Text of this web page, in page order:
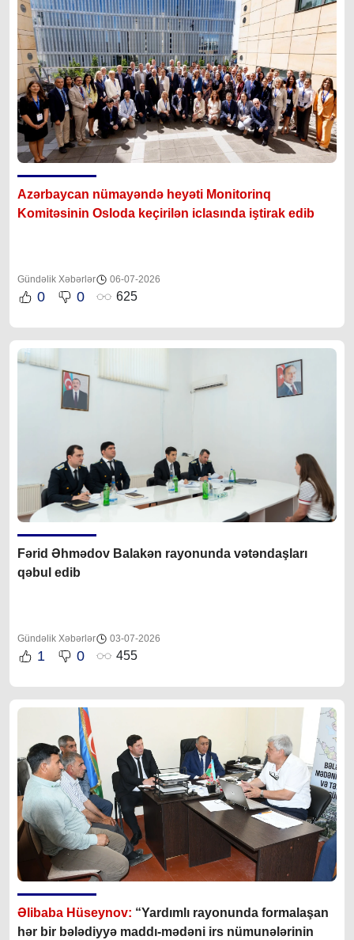
Azərbaycan nümayəndə heyəti Monitorinq
Komitəsinin Osloda keçirilən iclasında iştirak edib
Gündəlik Xəbərlər 06-07-2026
0 0 625
Fərid Əhmədov Balakən rayonunda vətəndaşları
qəbul edib
Gündəlik Xəbərlər 03-07-2026
1 0 455
Əlibaba Hüseynov: “Yardımlı rayonunda formalaşan
hər bir bələdiyyə maddı-mədəni irs nümunələrinin